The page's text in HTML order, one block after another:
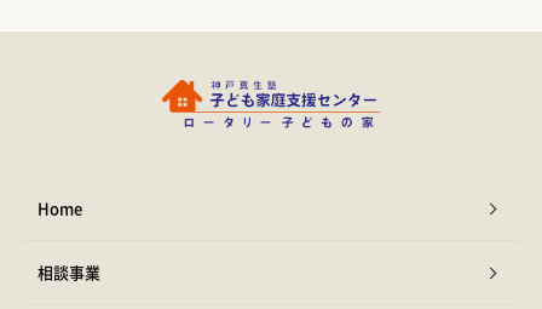
Home
相談事業